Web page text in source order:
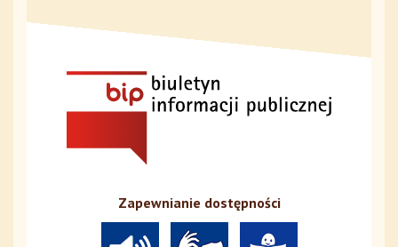
Zapewnianie dostępności